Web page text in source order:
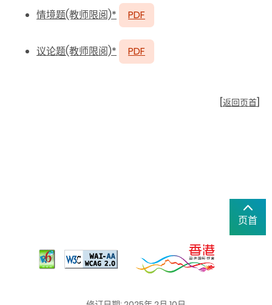
情境题(教师限阅)* PDF
议论题(教师限阅)* PDF
[返回页首]
页首